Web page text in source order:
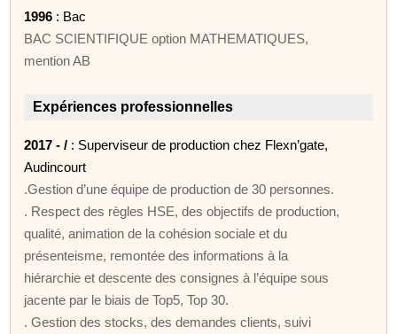
1996 : Bac
BAC SCIENTIFIQUE option MATHEMATIQUES,
mention AB
Expériences professionnelles
2017 - / : Superviseur de production chez Flexn’gate,
Audincourt
.Gestion d’une équipe de production de 30 personnes.
. Respect des règles HSE, des objectifs de production,
qualité, animation de la cohésion sociale et du
présenteisme, remontée des informations à la
hiérarchie et descente des consignes à l’équipe sous
jacente par le biais de Top5, Top 30.
. Gestion des stocks, des demandes clients, suivi